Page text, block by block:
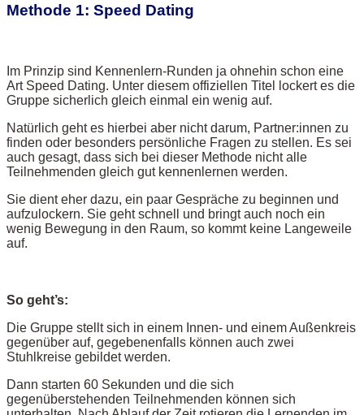
Methode 1: Speed Dating
Im Prinzip sind Kennenlern-Runden ja ohnehin schon eine
Art Speed Dating. Unter diesem offiziellen Titel lockert es die
Gruppe sicherlich gleich einmal ein wenig auf.
Natürlich geht es hierbei aber nicht darum, Partner:innen zu
finden oder besonders persönliche Fragen zu stellen. Es sei
auch gesagt, dass sich bei dieser Methode nicht alle
Teilnehmenden gleich gut kennenlernen werden.
Sie dient eher dazu, ein paar Gespräche zu beginnen und
aufzulockern. Sie geht schnell und bringt auch noch ein
wenig Bewegung in den Raum, so kommt keine Langeweile
auf.
So geht’s:
Die Gruppe stellt sich in einem Innen- und einem Außenkreis
gegenüber auf, gegebenenfalls können auch zwei
Stuhlkreise gebildet werden.
Dann starten 60 Sekunden und die sich
gegenüberstehenden Teilnehmenden können sich